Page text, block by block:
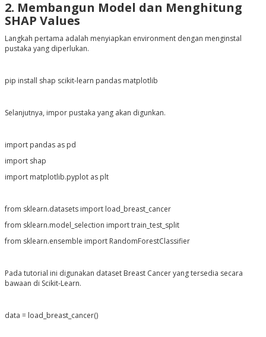
2. Membangun Model dan Menghitung
SHAP Values
Langkah pertama adalah menyiapkan environment dengan menginstal
pustaka yang diperlukan.
pip install shap scikit-learn pandas matplotlib
Selanjutnya, impor pustaka yang akan digunkan.
import pandas as pd
import shap
import matplotlib.pyplot as plt
from sklearn.datasets import load_breast_cancer
from sklearn.model_selection import train_test_split
from sklearn.ensemble import RandomForestClassifier
Pada tutorial ini digunakan dataset Breast Cancer yang tersedia secara
bawaan di Scikit-Learn.
data = load_breast_cancer()